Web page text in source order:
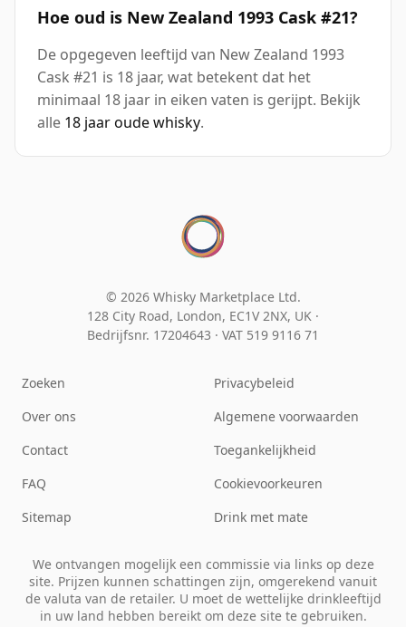
Hoe oud is New Zealand 1993 Cask #21?
De opgegeven leeftijd van New Zealand 1993
Cask #21 is 18 jaar, wat betekent dat het
minimaal 18 jaar in eiken vaten is gerijpt. Bekijk
alle 18 jaar oude whisky.
© 2026 Whisky Marketplace Ltd.
128 City Road, London, EC1V 2NX, UK ·
Bedrijfsnr. 17204643 · VAT 519 9116 71
Zoeken
Over ons
Contact
FAQ
Sitemap
Privacybeleid
Algemene voorwaarden
Toegankelijkheid
Cookievoorkeuren
Drink met mate
We ontvangen mogelijk een commissie via links op deze
site. Prijzen kunnen schattingen zijn, omgerekend vanuit
de valuta van de retailer. U moet de wettelijke drinkleeftijd
in uw land hebben bereikt om deze site te gebruiken.